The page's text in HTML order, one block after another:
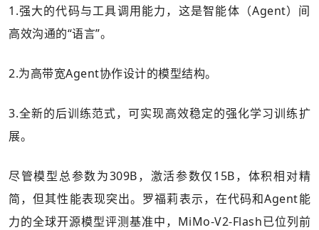
1.强大的代码与工具调用能力，这是智能体（Agent）间
高效沟通的“语言”。
2.为高带宽Agent协作设计的模型结构。
3.全新的后训练范式，可实现高效稳定的强化学习训练扩
展。
尽管模型总参数为309B，激活参数仅15B，体积相对精
简，但其性能表现突出。罗福莉表示，在代码和Agent能
力的全球开源模型评测基准中，MiMo-V2-Flash已位列前